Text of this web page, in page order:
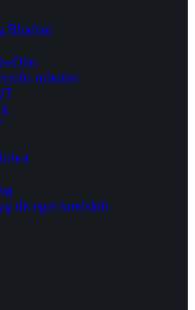
Bluebot
Otto
robotter
dit eget kredsløb